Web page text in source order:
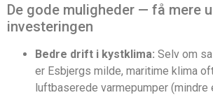
De gode muligheder — få mere
investeringen
Bedre drift i kystklima: Selv om
er Esbjergs milde, maritime klima
luftbaserede varmepumper (mindre